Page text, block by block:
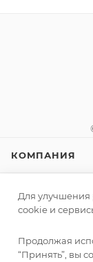
КОМПАНИЯ
Для улучшения
cookie и
Продолжая
“Принять”, вы